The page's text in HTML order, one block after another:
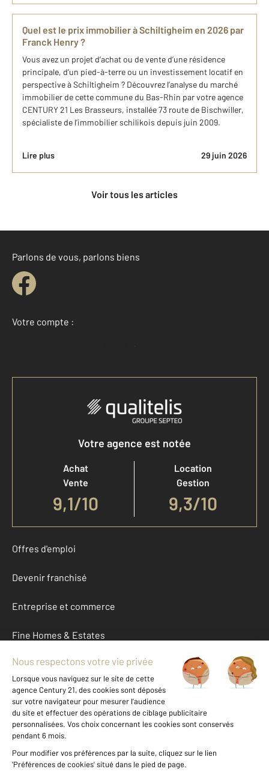
Quel est le prix immobilier à Schiltigheim en 2026 par
Franck Henry ?
Vous avez un projet d’achat ou de vente d’une résidence
principale, d’un pied-à-terre ou un investissement locatif en
perspective à Schiltigheim ? Découvrez l’analyse du marché
immobilier de cette commune du Bas-Rhin par votre agence
CENTURY 21 Les Brasseurs, installée 73 route de Bischwiller,
spécialiste de l’immobilier schilikois depuis juin 2009.
Lire plus 29 juin 2026
Voir tous les articles
Parlons de vous, parlons biens
Votre compte :
Accéder à mon compte
Votre agence est notée
Achat
Vente
9,1/10
Location
Gestion
9,3/10
Offres d'emploi
Devenir franchisé
Entreprise et commerce
Fine Homes & Estates
À propos
International
Nous contacter